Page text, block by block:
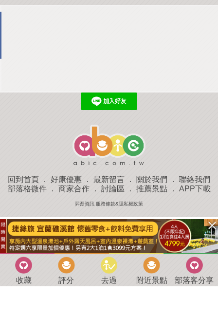
回到首頁 ． 好康優惠 ． 最新留言 ． 關於我們 ． 聯絡我們
部落格微件． 商家合作． 討論區 ． 推薦景點． APP下載
羿磊資訊 服務條款&隱私權政策
收藏 評分 去過 附近景點 部落客分享